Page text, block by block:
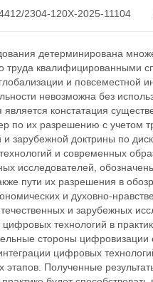
2304-120X-2025-11104
детерминирована
труда квалифицированными
и повсеместной
невозможна без
является констатация
по их разрешению с учетом
зарубежной доктрины по
и современных
исследователей,
пути их разрешения в
и духовно-
и зарубежных
технологий в
стороны
цифровых
этапов. Полученные